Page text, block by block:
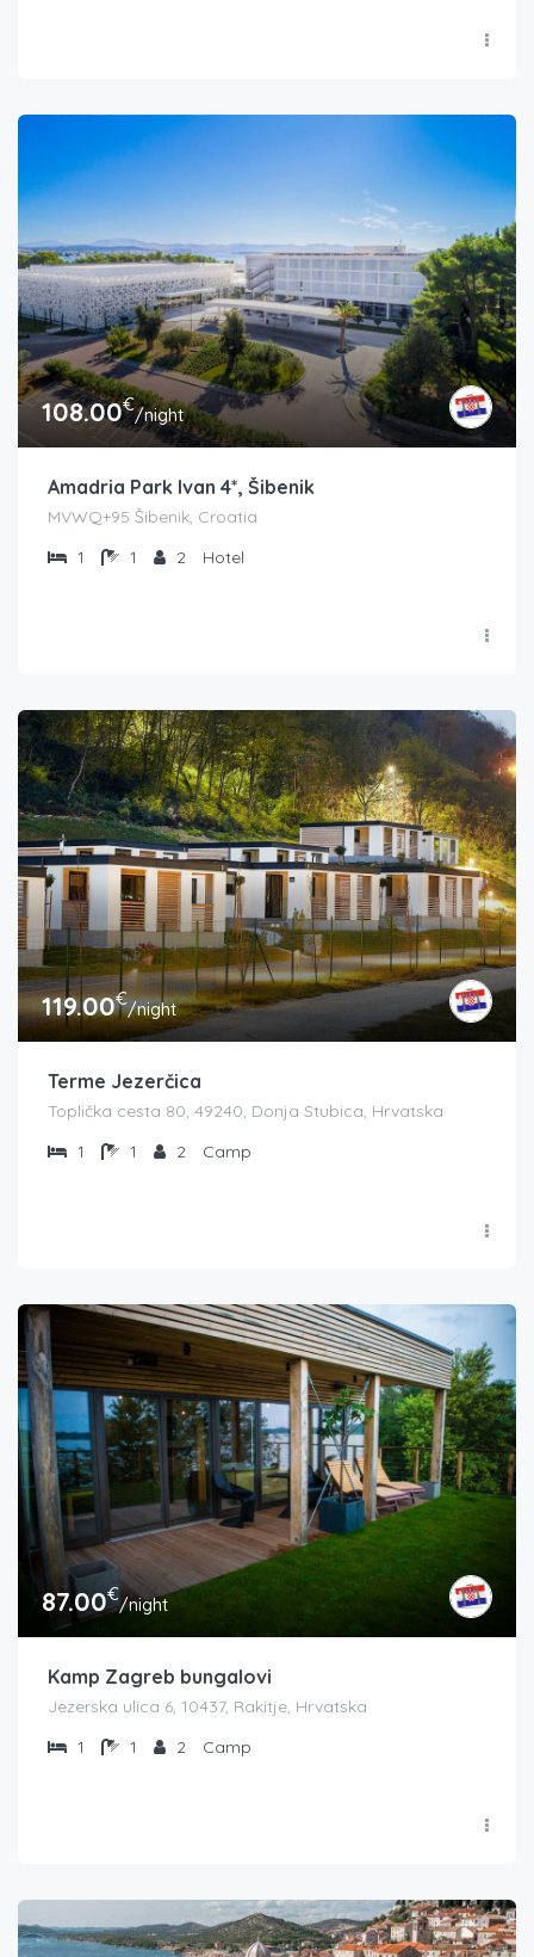
108.00€/night
Amadria Park Ivan 4*, Šibenik
MVWQ+95 Šibenik, Croatia
1
1 2 Hotel
119.00€/night
Terme Jezerčica
Toplička cesta 80, 49240, Donja Stubica, Hrvatska
1
1 2 Camp
87.00€/night
Kamp Zagreb bungalovi
Jezerska ulica 6, 10437, Rakitje, Hrvatska
1
1 2 Camp